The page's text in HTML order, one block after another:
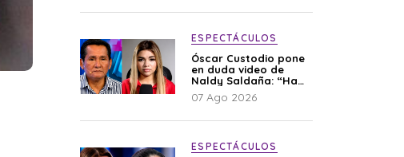
ESPECTÁCULOS
Óscar Custodio pone
en duda video de
Naldy Saldaña: “Hay
cosas que de repente
se han editado”
07 Ago 2026
ESPECTÁCULOS